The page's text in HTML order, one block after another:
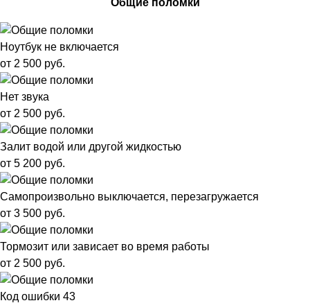
Общие поломки
Ноутбук не включается
от 2 500 руб.
Нет звука
от 2 500 руб.
Залит водой или другой жидкостью
от 5 200 руб.
Самопроизвольно выключается, перезагружается
от 3 500 руб.
Тормозит или зависает во время работы
от 2 500 руб.
Код ошибки 43